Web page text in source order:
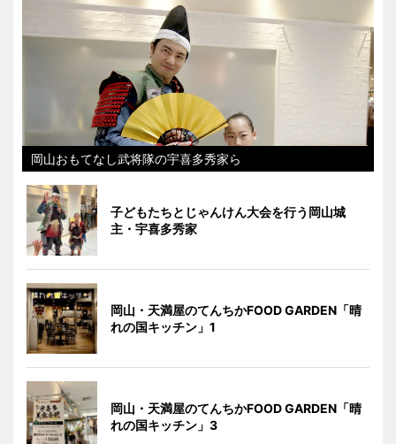
岡山おもてなし武将隊の宇喜多秀家ら
子どもたちとじゃんけん大会を行う岡山城
主・宇喜多秀家
岡山・天満屋のてんちかFOOD GARDEN「晴
れの国キッチン」1
岡山・天満屋のてんちかFOOD GARDEN「晴
れの国キッチン」3